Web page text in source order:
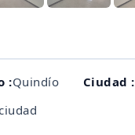
:Quindío Ciudad :